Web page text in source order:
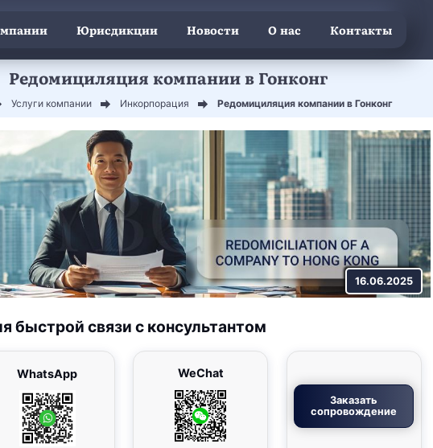
Юрисдикции Новости О нас Контакты
Редомициляция компании в Гонконг
Услуги компании Инкорпорация Редомициляция компании в Гонконг
16.06.2025
быстрой связи с консультантом
WhatsApp WeChat
Заказать
сопровождение